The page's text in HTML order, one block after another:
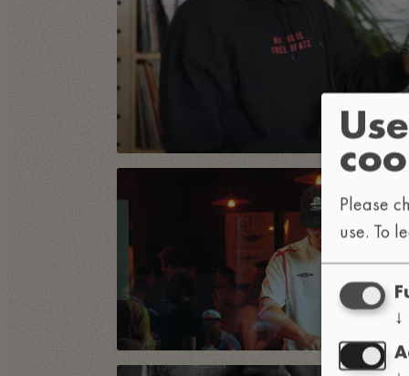
Please
use. To
↓